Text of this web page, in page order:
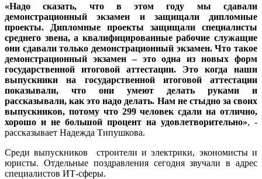
«Надо сказать, что в этом году мы сдавали
демонстрационный экзамен и защищали дипломные
проекты. Дипломные проекты защищали специалисты
среднего звена, а квалифицированные рабочие служащие
они сдавали только демонстрационный экзамен. Что такое
демонстрационный экзамен – это одна из новых форм
государственной итоговой аттестации. Это когда наши
выпускники на государственной итоговой аттестации
показывали, что они умеют делать руками и
рассказывали, как это надо делать. Нам не стыдно за своих
выпускников, потому что 299 человек сдали на отлично,
хорошо и не большой процент на удовлетворительно», -
рассказывает Надежда Типушкова.
Среди выпускников строители и электрики, экономисты и
юристы. Отдельные поздравления сегодня звучали в адрес
специалистов ИТ-сферы.